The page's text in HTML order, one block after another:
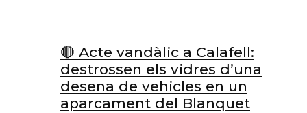
🔴 Acte vandàlic a Calafell:
destrossen els vidres d’una
desena de vehicles en un
aparcament del Blanquet